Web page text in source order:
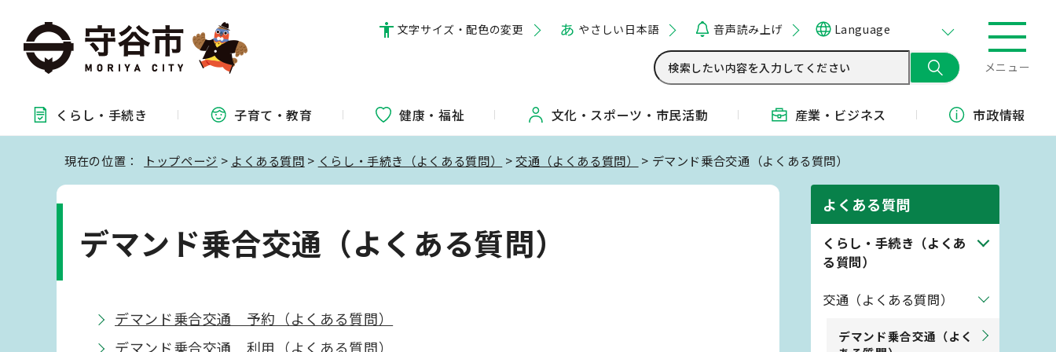
文字サイズ・配色の変更 やさしい日本語 音声読み上げ Language
メニュー
くらし・ 手続き 子育て・教育 健康・福祉 文化・ スポーツ・ 市民活動 産業・ ビジネス 市政情報
現在の位置： トップページ > よくある質問 > くらし・手続き（よくある質問） > 交通（よくある質問） > デマンド乗合交通（よくある質問）
デマンド乗合交通（よくある質問）
デマンド乗合交通 予約（よくある質問）
デマンド乗合交通 利用（よくある質問）
よくある質問
くらし・手続き（よくあ
る質問）
交通（よくある質問）
デマンド乗合交通（よく